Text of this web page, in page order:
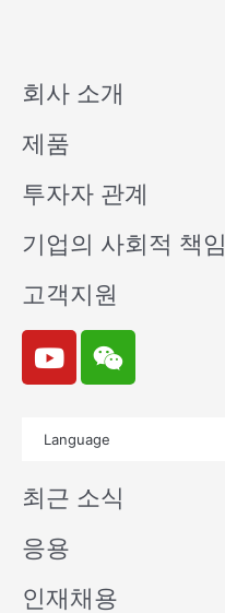
회사 소개
제품
투자자 관계
기업의 사회적 책임
고객지원
Y
o
u
e
W
e
i
n
Language
최근 소식
응용
인재채용